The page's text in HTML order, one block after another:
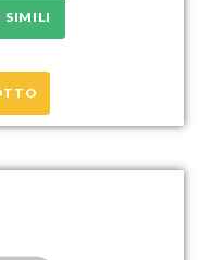
SIMILI